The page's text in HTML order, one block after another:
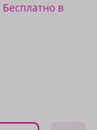
Бесплатно в